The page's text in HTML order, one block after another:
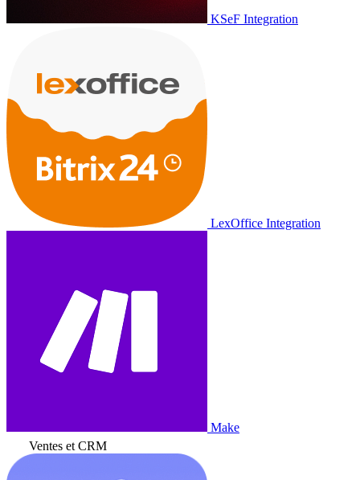
KSeF Integration
LexOffice Integration
Make
Ventes et CRM